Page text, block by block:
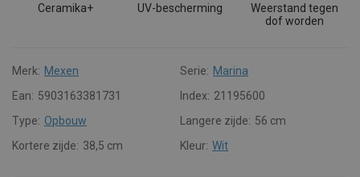
Ceramika+ UV-bescherming
Weerstand tegen
dof worden
Merk: Mexen Serie: Marina
Ean: 5903163381731 Index: 21195600
Type: Opbouw Langere zijde: 56 cm
Kortere zijde: 38,5 cm Kleur: Wit